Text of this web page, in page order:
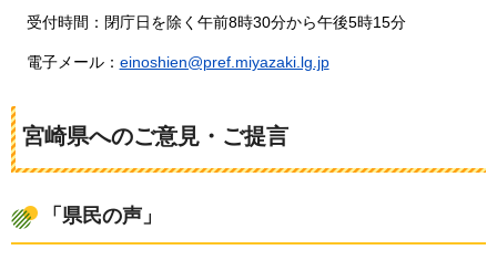
受付時間：閉庁日を除く午前8時30分から午後5時15分
電子メール： einoshien@pref.miyazaki.lg.jp
宮崎県へのご意見・ご提言
「県民の声」